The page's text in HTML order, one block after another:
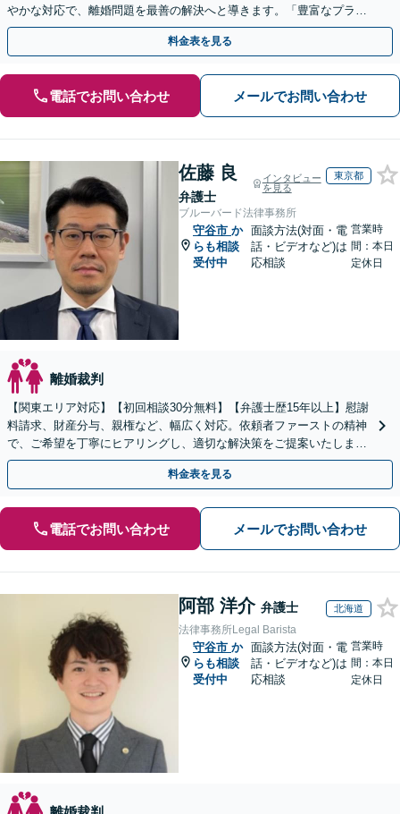
やかな対応で、離婚問題を最善の解決へと導きます。「豊富なプラン
で一人一人に最適なサポートを提案」【ビデオ面談可】
料金表を見る
電話でお問い合わせ メールでお問い合わせ
佐藤 良
弁護士
インタビュー
を見る
東京都
ブルーバード法律事務所
守谷市 か
らも相談
受付中
面談方法(対面・電
話・ビデオなど)は
応相談
営業時
間：本日
定休日
離婚裁判
【関東エリア対応】【初回相談30分無料】【弁護士歴15年以上】慰謝
料請求、財産分与、親権など、幅広く対応。依頼者ファーストの精神
で、ご希望を丁寧にヒアリングし、適切な解決策をご提案いたしま
す。まずは無料相談でお悩みをお聞かせください。
料金表を見る
電話でお問い合わせ メールでお問い合わせ
阿部 洋介 弁護士 北海道
法律事務所Legal Barista
守谷市 か
らも相談
受付中
面談方法(対面・電
話・ビデオなど)は
応相談
営業時
間：本日
定休日